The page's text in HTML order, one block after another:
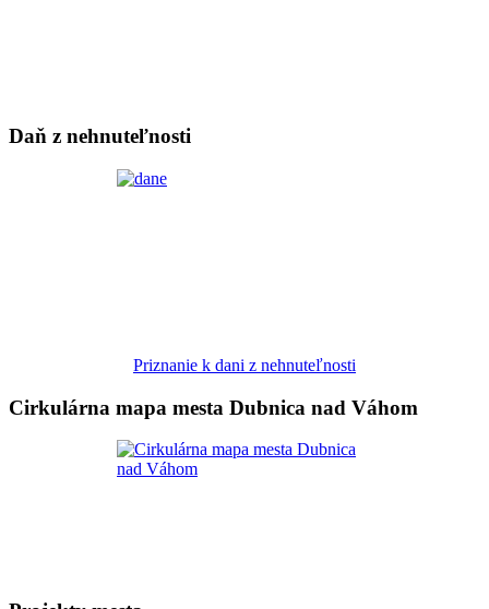
Daň z nehnuteľnosti
Priznanie k dani z nehnuteľnosti
Cirkulárna mapa mesta Dubnica nad Váhom